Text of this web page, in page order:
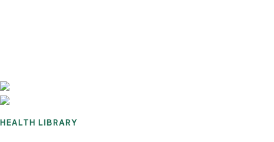
HEALTH LIBRARY